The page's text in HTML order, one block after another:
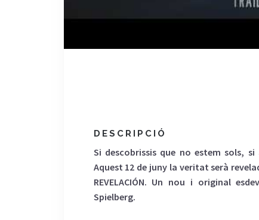
DESCRIPCIÓ
Si descobrissis que no estem sols,
Aquest 12 de juny la veritat serà
REVELACIÓN. Un nou i original
Spielberg.